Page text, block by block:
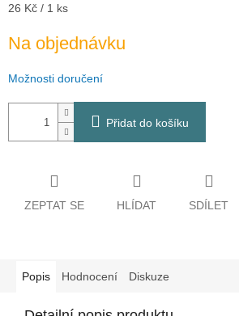
Měrná
26 Kč / 1 ks
Na objednávku
Možnosti doručení
Přidat do košíku
ZEPTAT SE HLÍDAT SDÍLET
Popis Hodnocení Diskuze